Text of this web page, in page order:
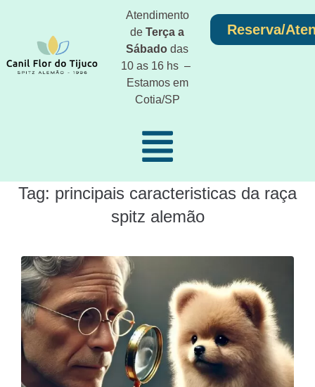
Atendimento
deTerça a
Sábado das
10 as 16 hs –
Estamos em
Cotia/SP
Reserva/
Tag: principais caracteristicas da raça
spitz alemão